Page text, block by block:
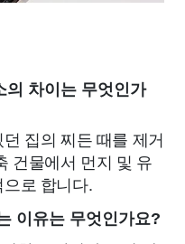
의 차이는 무엇인가
집의 찌든 때를 제거
건물에서 먼지 및 유
로 합니다.
이유는 무엇인가요?